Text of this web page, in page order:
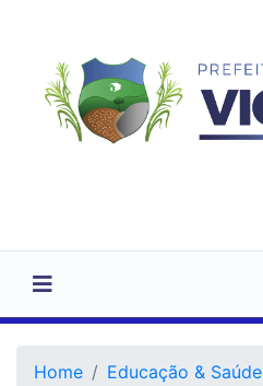
Home
Educação & Saúde